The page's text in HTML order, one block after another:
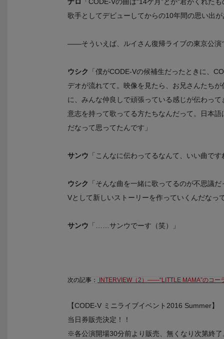
歌手としてデビューしてからの10年間の思い出
――そういえば、ルイさん復帰ライブの東京公演
ウシク
「僕がCODE-Vの候補生だったときに、
デオが流れてて。映像を見たら、お兄さんたち
に、みんな仲良しで頑張っている感じが伝わっ
意志を持って歌ってる方たちなんだって。日本
だなって思ってたんです」
サンウ 「こんなに伝わってるなんて、いい曲です
ウシク
「そんな曲を一緒に歌ってるのが不思議
Vとして新しいストーリーを作っていくんだな
サンウ 「……サンウでーす（笑）」
次の記事： INTERVIEW（2）――“LITTLE MAMA”のコ
【CODE-V ミニライブイベント2016 Summer】
当日券販売決定！！
※各公演開場30分前より販売、無くなり次第終了